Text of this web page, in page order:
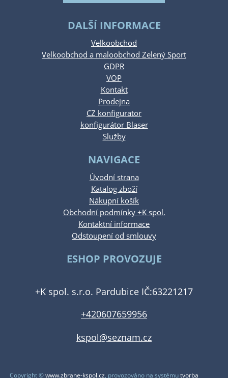
DALŠÍ INFORMACE
Velkoobchod
Velkoobchod a maloobchod Zelený Sport
GDPR
VOP
Kontakt
Prodejna
CZ konfigurator
konfigurátor Blaser
Služby
NAVIGACE
Úvodní strana
Katalog zboží
Nákupní košík
Obchodní podmínky +K spol.
Kontaktní informace
Odstoupení od smlouvy
ESHOP PROVOZUJE
+K spol. s.r.o. Pardubice IČ:63221217
+420607659956
kspol@seznam.cz
Copyright ©www.zbrane-kspol.cz, provozováno na systémutvorba